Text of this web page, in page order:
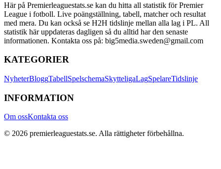
Här på Premierleaguestats.se kan du hitta all statistik för Premier
League i fotboll. Live poängställning, tabell, matcher och resultat
med mera. Du kan också se H2H tidslinje mellan alla lag i PL. All
statistik här uppdateras dagligen så du alltid har den senaste
informationen. Kontakta oss på: big5media.sweden@gmail.com
KATEGORIER
NyheterBloggTabellSpelschemaSkytteligaLagSpelareTidslinje
INFORMATION
Om ossKontakta oss
© 2026 premierleaguestats.se. Alla rättigheter förbehållna.